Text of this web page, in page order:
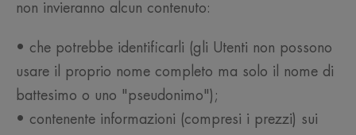
non invieranno alcun contenuto:
• che potrebbe identificarli (gli Utenti non possono
usare il proprio nome completo ma solo il nome di
battesimo o uno "pseudonimo");
• contenente informazioni (compresi i prezzi) sui